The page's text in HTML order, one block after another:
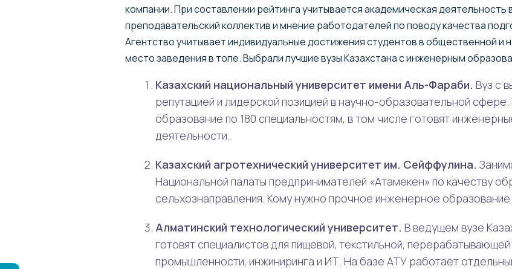
компании. При составлении рейтинга учитывается академическая деятельность
преподавательский коллектив и мнение работодателей по поводу качества
Агентство учитывает индивидуальные достижения студентов в общественной и
место заведения в топе. Выбрали лучшие вузы Казахстана с инженерным
Казахский национальный университет имени Аль-Фараби. Вуз с
репутацией и лидерской позицией в научно-образовательной
образование по 180 специальностям, в том числе готовят
деятельности.
Казахский агротехнический университет им. Сейффулина.
Национальной палаты предпринимателей «Атамекен» по качеству
сельхознаправления. Кому нужно прочное инженерное образование
Алматинский технологический университет. В ведущем вузе
готовят специалистов для пищевой, текстильной,
промышленности, инжиниринга и ИТ. На базе АТУ работает